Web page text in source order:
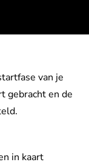
van je
gebracht en de
in kaart